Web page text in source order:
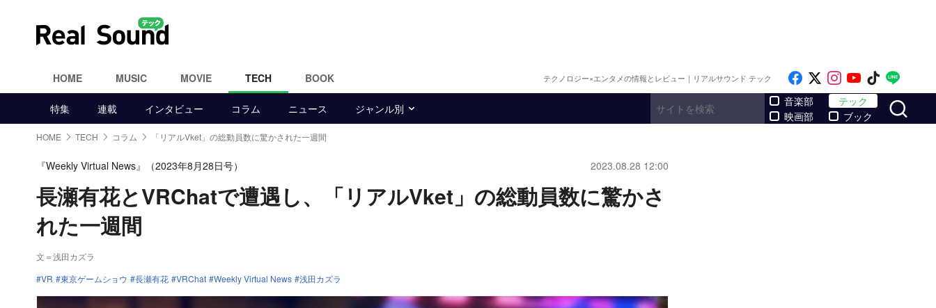
HOME MUSIC MOVIE TECH BOOK テクノロジー×エンタメの情報とレビュー｜リアルサウンド テック Like on Facebook
Follow on x
Follow on
Follow on
Follow
特集 連載 インタビュー コラム ニュース ジャンル別
音楽部
映画部
テック
ブック
HOME TECH コラム 「リアルVket」の総動員数に驚かされた一週間
『Weekly Virtual News』（2023年8月28日号） 2023.08.28 12:00
長瀬有花とVRChatで遭遇し、「リアルVket」の総動員数に驚かさ
れた一週間
文＝浅田カズラ
VR
東京ゲームショウ 長瀬有花 VRChat Weekly Virtual News 浅田カズラ